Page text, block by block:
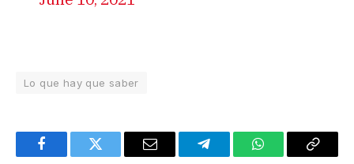
Lo que hay que saber
FacebookTwitter Email TelegramWhatsAppCopy